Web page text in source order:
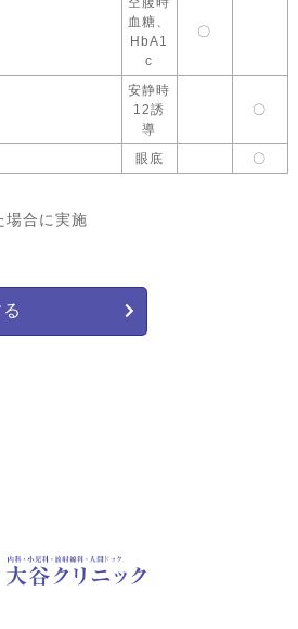
血糖、
HbA1
c
〇
安静時
12誘
導
〇
眼底 〇
合に実施